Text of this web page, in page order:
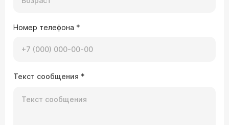
Номер телефона *
Текст сообщения *